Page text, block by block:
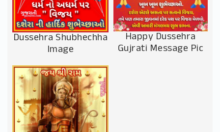
Dussehra Shubhechha
Image
Happy Dussehra
Gujrati Message Pic